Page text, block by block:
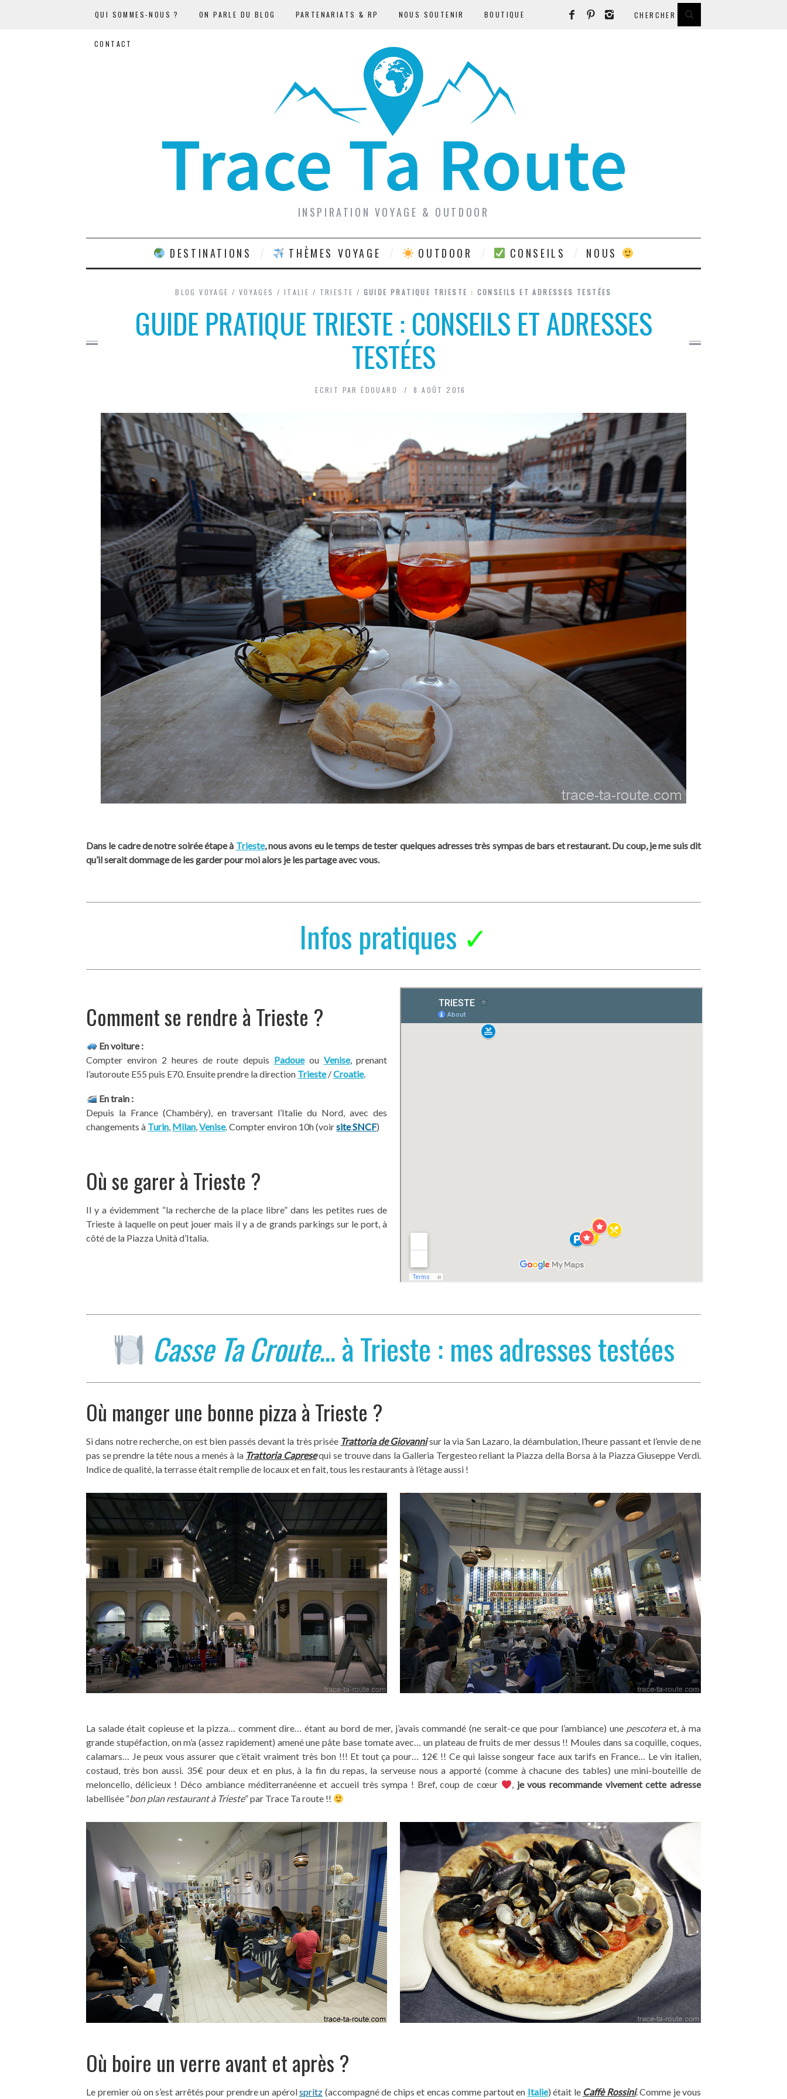
QUI SOMMES-NOUS ? ON PARLE DU BLOG PARTENARIATS & RP NOUS SOUTENIR BOUTIQUE
CONTACT
INSPIRATION VOYAGE & OUTDOOR
DESTINATIONS THÈMES VOYAGE OUTDOOR CONSEILS NOUS
BLOG VOYAGE / VOYAGES / ITALIE / TRIESTE / GUIDE PRATIQUE TRIESTE : CONSEILS ET ADRESSES TESTÉES
GUIDE PRATIQUE TRIESTE : CONSEILS ET ADRESSES
TESTÉES
ECRIT PAR ÉDOUARD 8 AOÛT 2016
Dans le cadre de notre soirée étape à Trieste, nous avons eu le temps de tester quelques adresses très sympas de bars et restaurant. Du coup, je me suis dit
qu’il serait dommage de les garder pour moi alors je les partage avec vous.
Infos pratiques ✓
Comment se rendre à Trieste ?
En voiture :
Compter environ 2 heures de route depuis Padoueou Venise, prenant
l’autoroute E55 puis E70. Ensuite prendre la direction Trieste/Croatie.
En train :
Depuis la France (Chambéry), en traversant l’Italie du Nord, avec des
changements à Turin Milan ,Venise. Compter environ 10h (voirsite SNCF)
Où se garer à Trieste ?
Il y a évidemment “la recherche de la place libre” dans les petites rues de
Trieste à laquelle on peut jouer mais il y a de grands parkings sur le port, à
côté de la Piazza Unità d’Italia.
Casse Ta Croute… à Trieste : mes adresses testées
Où manger une bonne pizza à Trieste ?
Si dans notre recherche, on est bien passés devant la très prisée Trattoria de Giovannisur la via San Lazaro, la déambulation, l’heure passant et l’envie de ne
pas se prendre la tête nous a menés à la Trattoria Capresequi se trouve dans la Galleria Tergesteo reliant la Piazza della Borsa à la Piazza Giuseppe Verdi.
Indice de qualité, la terrasse était remplie de locaux et en fait, tous les restaurants à l’étage aussi !
La salade était copieuse et la pizza… comment dire… étant au bord de mer, j’avais commandé (ne serait-ce que pour l’ambiance) une pescoteraet, à ma
grande stupéfaction, on m’a (assez rapidement) amené une pâte base tomate avec… un plateau de fruits de mer dessus !! Moules dans sa coquille, coques,
calamars… Je peux vous assurer que c’était vraiment très bon !!! Et tout ça pour… 12€ !! Ce qui laisse songeur face aux tarifs en France… Le vin italien,
costaud, très bon aussi. 35€ pour deux et en plus, à la fin du repas, la serveuse nous a apporté (comme à chacune des tables) une mini-bouteille de
meloncello, délicieux ! Déco ambiance méditerranéenne et accueil très sympa ! Bref, coup de cœur
, je vous recommande vivement cette adresse
labellisée “bon plan restaurant à Trieste” par Trace Ta route !!
Où boire un verre avant et après ?
Le premier où on s’est arrêtés pour prendre un apérolspritz (accompagné de chips et encas comme partout en Italie) était le Caffè Rossini. Comme je vous